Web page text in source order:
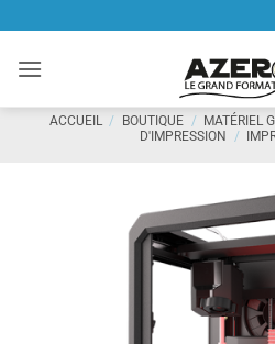
contenu
ACCUEIL / BOUTIQUE / MATÉRIEL
D'IMPRESSION
/